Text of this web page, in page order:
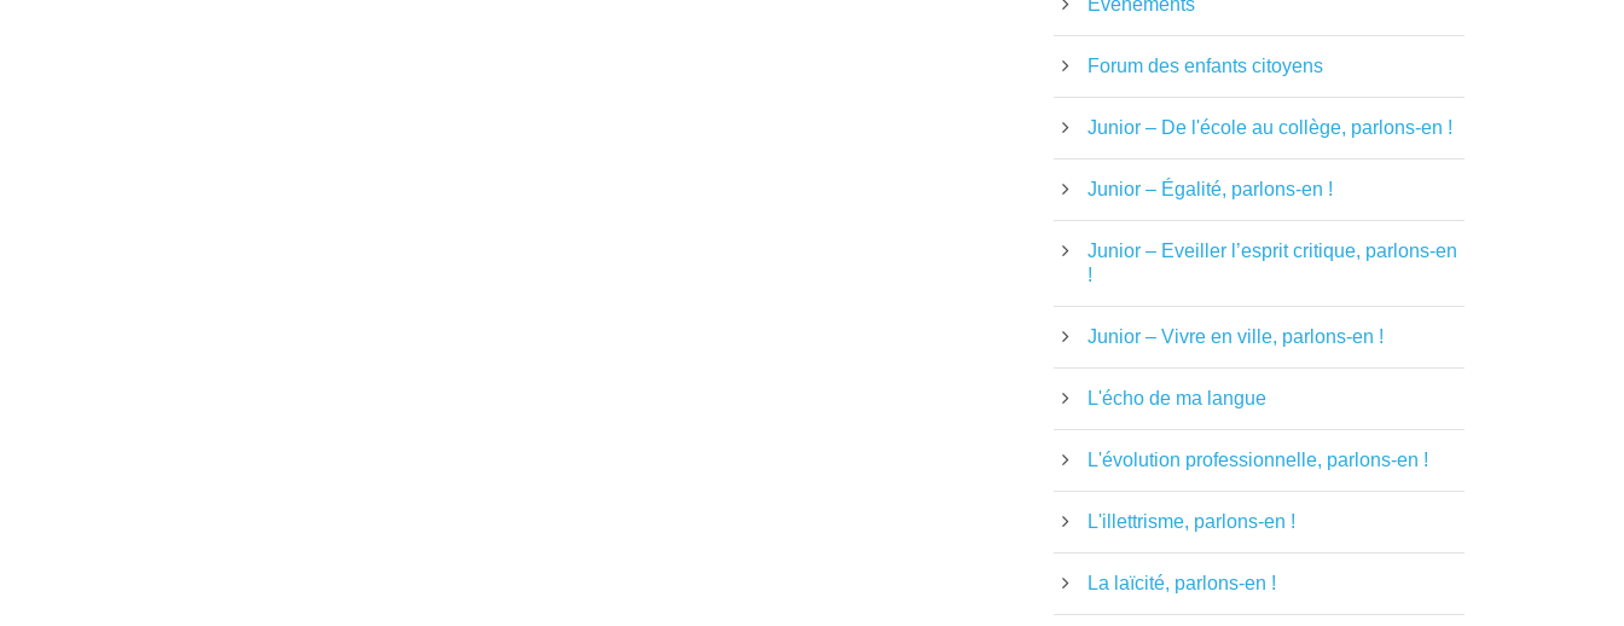
Evénements
Forum des enfants citoyens
Junior – De l'école au collège, parlons-en !
Junior – Égalité, parlons-en !
Junior – Eveiller l’esprit critique, parlons-en
!
Junior – Vivre en ville, parlons-en !
L'écho de ma langue
L'évolution professionnelle, parlons-en !
L'illettrisme, parlons-en !
La laïcité, parlons-en !